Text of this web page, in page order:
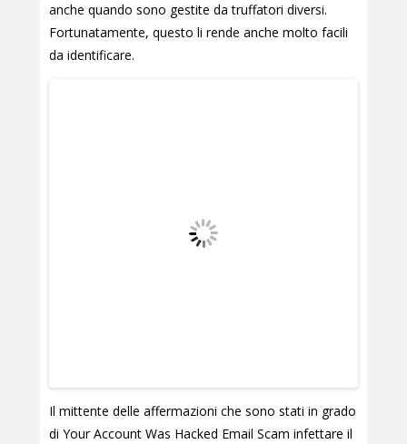
anche quando sono gestite da truffatori diversi.
Fortunatamente, questo li rende anche molto facili
da identificare.
Il mittente delle affermazioni che sono stati in grado
di Your Account Was Hacked Email Scam infettare il